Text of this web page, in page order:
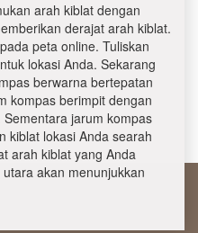
arah kiblat dengan
derajat arah kiblat.
peta online. Tuliskan
lokasi Anda. Sekarang
berwarna bertepatan
kompas berimpit dengan
jarum kompas
kiblat lokasi Anda searah
arah kiblat yang Anda
akan menunjukkan